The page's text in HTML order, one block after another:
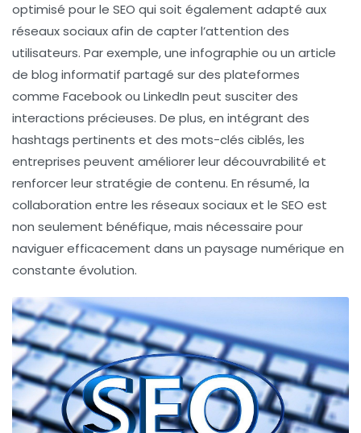
optimisé pour le SEO qui soit également adapté aux
réseaux sociaux afin de capter l’attention des
utilisateurs. Par exemple, une infographie ou un article
de blog informatif partagé sur des plateformes
comme Facebook ou LinkedIn peut susciter des
interactions précieuses. De plus, en intégrant des
hashtags pertinents et des mots-clés ciblés, les
entreprises peuvent améliorer leur découvrabilité et
renforcer leur stratégie de contenu. En résumé, la
collaboration entre les réseaux sociaux et le SEO est
non seulement bénéfique, mais nécessaire pour
naviguer efficacement dans un paysage numérique en
constante évolution.